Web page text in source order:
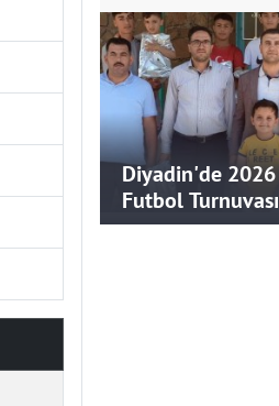
Diyadin'de
Futbol
Hediye